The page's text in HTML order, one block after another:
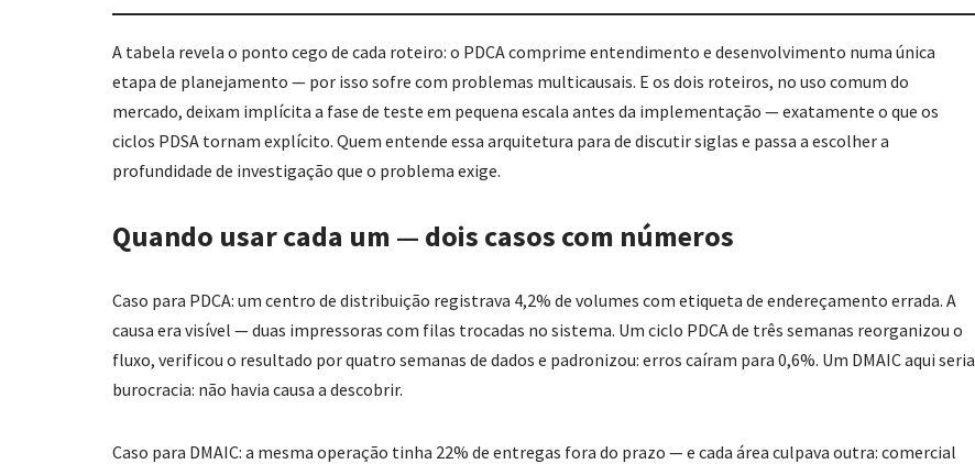
A tabela revela o ponto cego de cada roteiro: o PDCA comprime entendimento e desenvolvimento numa única
etapa de planejamento — por isso sofre com problemas multicausais. E os dois roteiros, no uso comum do
mercado, deixam implícita a fase de teste em pequena escala antes da implementação — exatamente o que os
ciclos PDSA tornam explícito. Quem entende essa arquitetura para de discutir siglas e passa a escolher a
profundidade de investigação que o problema exige.
Quando usar cada um — dois casos com números
Caso para PDCA: um centro de distribuição registrava 4,2% de volumes com etiqueta de endereçamento errada. A
causa era visível — duas impressoras com filas trocadas no sistema. Um ciclo PDCA de três semanas reorganizou o
fluxo, verificou o resultado por quatro semanas de dados e padronizou: erros caíram para 0,6%. Um DMAIC aqui seria
burocracia: não havia causa a descobrir.
Caso para DMAIC: a mesma operação tinha 22% de entregas fora do prazo — e cada área culpava outra: comercial